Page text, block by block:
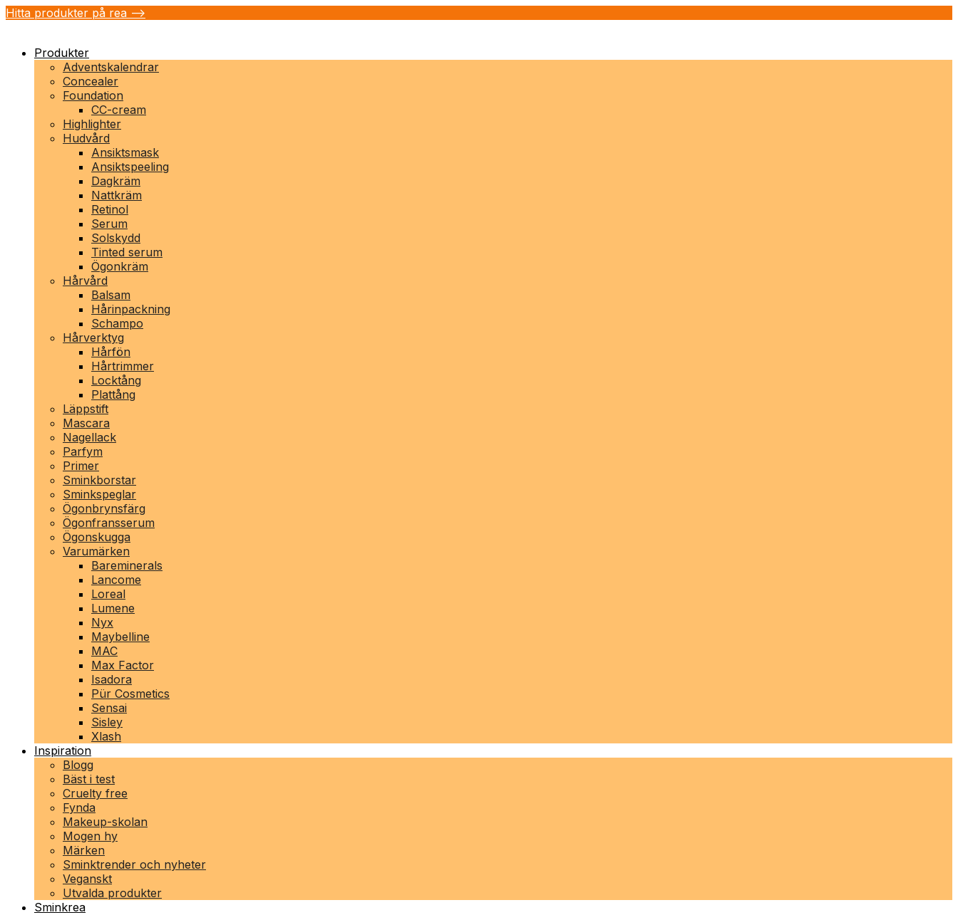
Hitta produkter på rea -->
Produkter
Adventskalendrar
Concealer
Foundation
CC-cream
Highlighter
Hudvård
Ansiktsmask
Ansiktspeeling
Dagkräm
Nattkräm
Retinol
Serum
Solskydd
Tinted serum
Ögonkräm
Hårvård
Balsam
Hårinpackning
Schampo
Hårverktyg
Hårfön
Hårtrimmer
Locktång
Plattång
Läppstift
Mascara
Nagellack
Parfym
Primer
Sminkborstar
Sminkspeglar
Ögonbrynsfärg
Ögonfransserum
Ögonskugga
Varumärken
Bareminerals
Lancome
Loreal
Lumene
Nyx
Maybelline
MAC
Max Factor
Isadora
Pür Cosmetics
Sensai
Sisley
Xlash
Inspiration
Blogg
Bäst i test
Cruelty free
Fynda
Makeup-skolan
Mogen hy
Märken
Sminktrender och nyheter
Veganskt
Utvalda produkter
Sminkrea